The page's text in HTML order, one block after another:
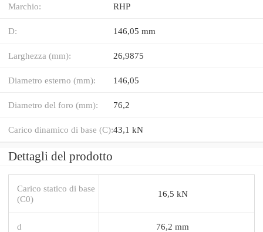
Marchio: RHP
D: 146,05 mm
Larghezza (mm): 26,9875
Diametro esterno (mm): 146,05
Diametro del foro (mm): 76,2
Carico dinamico di base (C):43,1 kN
Dettagli del prodotto
Carico statico di base
(C0)
16,5 kN
d 76,2 mm